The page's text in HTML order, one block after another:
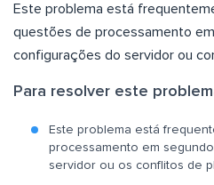
Este problema está
questões de processamento em
configurações do servidor ou
Para resolver este
Este problema está
processamento em
servidor ou os conflitos de